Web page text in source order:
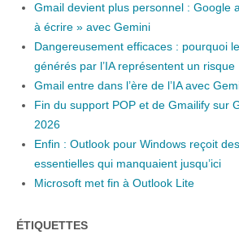
Gmail devient plus personnel : Google
à écrire » avec Gemini
Dangereusement efficaces : pourquoi
générés par l’IA représentent un risque
Gmail entre dans l’ère de l’IA avec
Fin du support POP et de Gmailify sur
2026
Enfin : Outlook pour Windows reçoit
essentielles qui manquaient jusqu’ici
Microsoft met fin à Outlook Lite
ÉTIQUETTES